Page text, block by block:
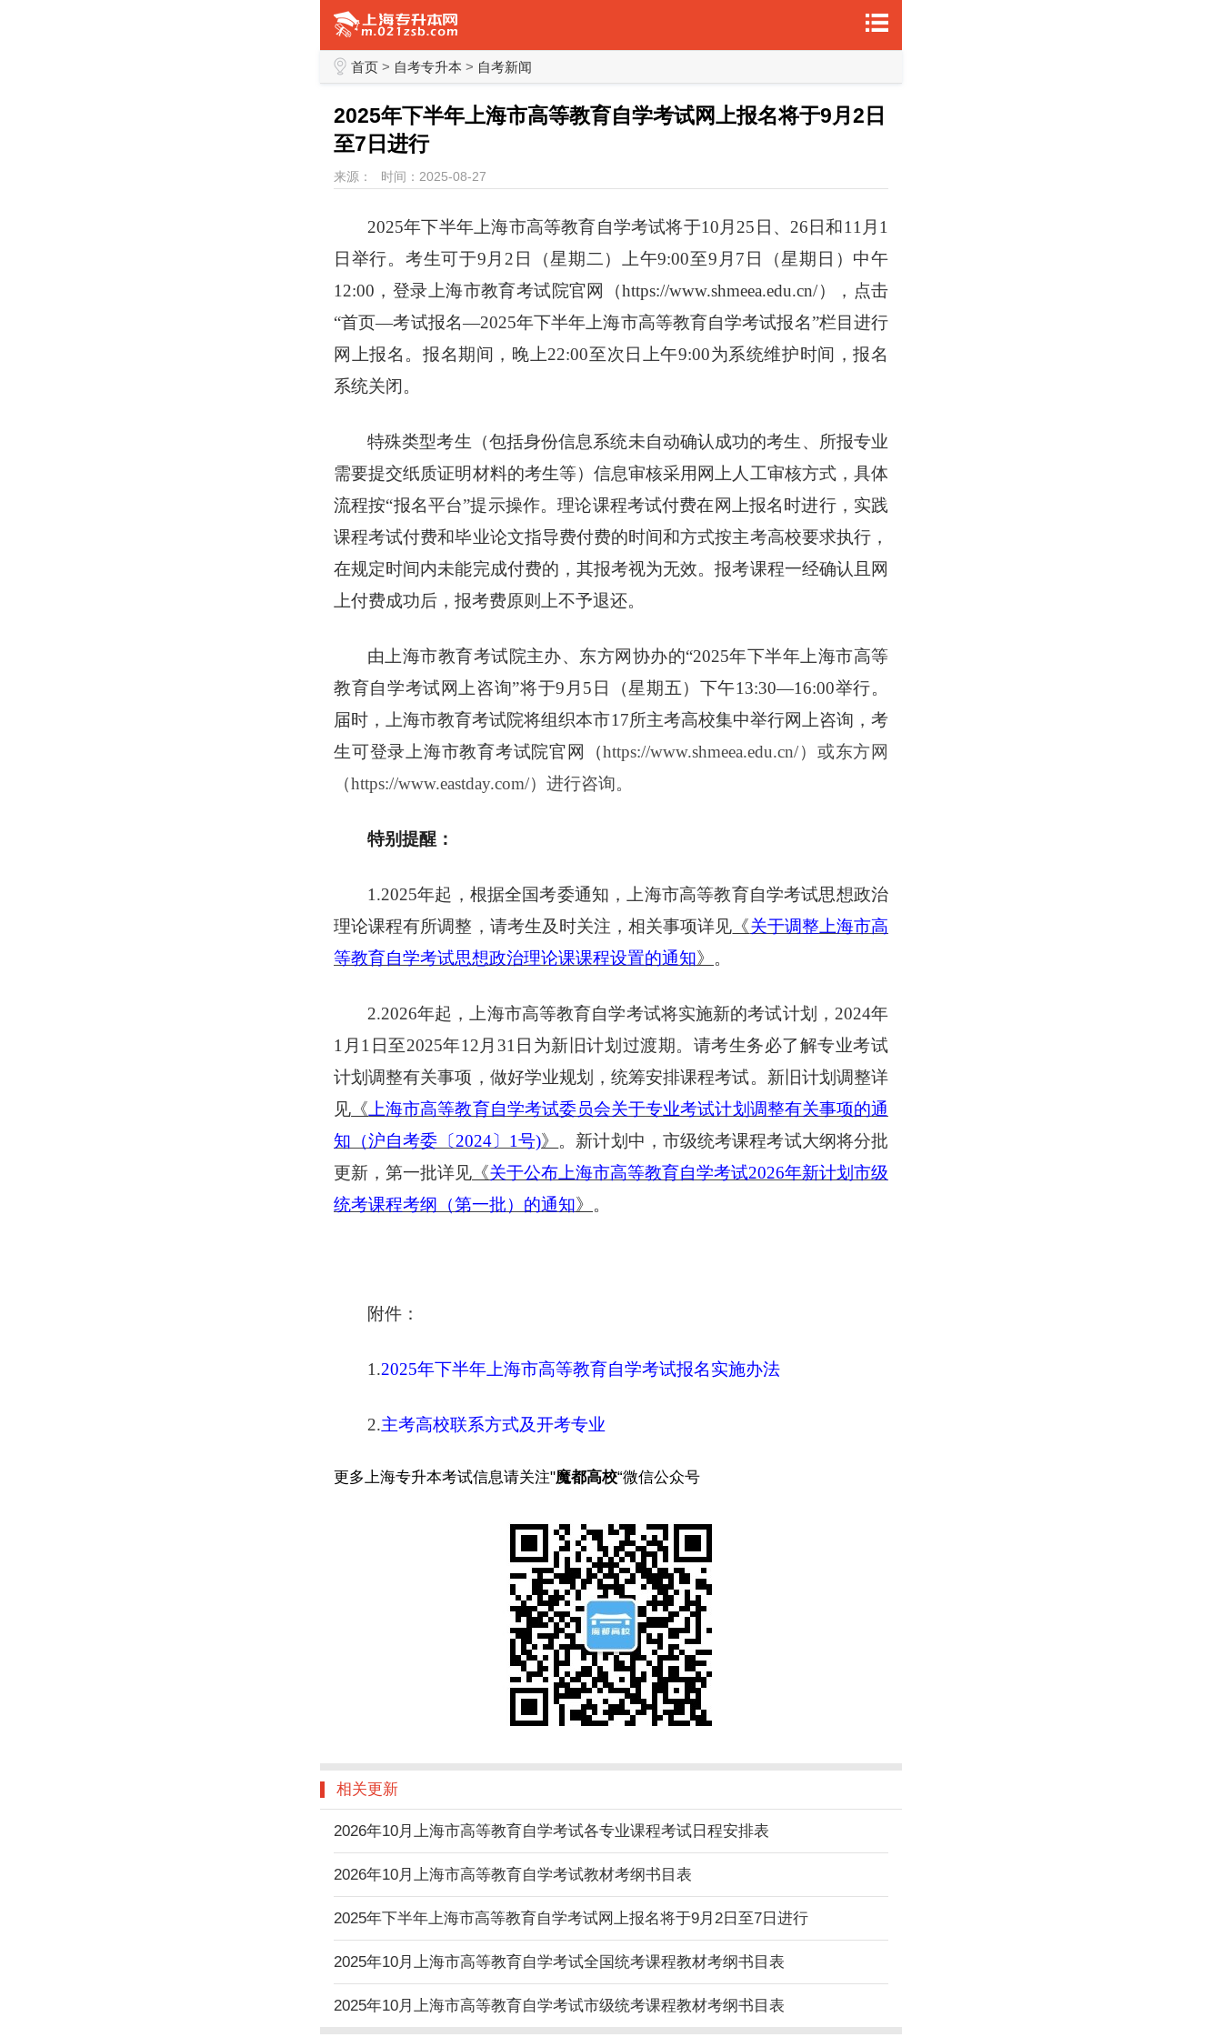
首页 > 自考专升本 > 自考新闻
2025年下半年上海市高等教育自学考试网上报名将于9月2日
至7日进行
来源： 时间：2025-08-27
2025年下半年上海市高等教育自学考试将于10月25日、26日和11月1
日举行。考生可于9月2日（星期二）上午9:00至9月7日（星期日）中午
12:00，登录上海市教育考试院官网（https://www.shmeea.edu.cn/），点击
“首页—考试报名—2025年下半年上海市高等教育自学考试报名”栏目进行
网上报名。报名期间，晚上22:00至次日上午9:00为系统维护时间，报名
系统关闭。
特殊类型考生（包括身份信息系统未自动确认成功的考生、所报专业
需要提交纸质证明材料的考生等）信息审核采用网上人工审核方式，具体
流程按“报名平台”提示操作。理论课程考试付费在网上报名时进行，实践
课程考试付费和毕业论文指导费付费的时间和方式按主考高校要求执行，
在规定时间内未能完成付费的，其报考视为无效。报考课程一经确认且网
上付费成功后，报考费原则上不予退还。
由上海市教育考试院主办、东方网协办的“2025年下半年上海市高等
教育自学考试网上咨询”将于9月5日（星期五）下午13:30—16:00举行。
届时，上海市教育考试院将组织本市17所主考高校集中举行网上咨询，考
生可登录上海市教育考试院官网（https://www.shmeea.edu.cn/）或东方网
（https://www.eastday.com/）进行咨询。
特别提醒：
1.2025年起，根据全国考委通知，上海市高等教育自学考试思想政治
理论课程有所调整，请考生及时关注，相关事项详见 《关于调整上海市高
等教育自学考试思想政治理论课课程设置的通知》 。
2.2026年起，上海市高等教育自学考试将实施新的考试计划，2024年
1月1日至2025年12月31日为新旧计划过渡期。请考生务必了解专业考试
计划调整有关事项，做好学业规划，统筹安排课程考试。新旧计划调整详
见 《 上海市高等教育自学考试委员会关于专业考试计划调整有关事项的通
知（沪自考委〔 2024〕1号)》 。新计划中，市级统考课程考试大纲将分批
更新，第一批详见 《关于公布上海市高等教育自学考试2026年新计划市级
统考课程考纲（第一批）的通知》 。
附件：
1.2025年下半年上海市高等教育自学考试报名实施办法
2.主考高校联系方式及开考专业
更多上海专升本考试信息请关注"魔都高校“微信公众号
相关更新
2026年10月上海市高等教育自学考试各专业课程考试日程安排表
2026年10月上海市高等教育自学考试教材考纲书目表
2025年下半年上海市高等教育自学考试网上报名将于9月2日至7日进行
2025年10月上海市高等教育自学考试全国统考课程教材考纲书目表
2025年10月上海市高等教育自学考试市级统考课程教材考纲书目表